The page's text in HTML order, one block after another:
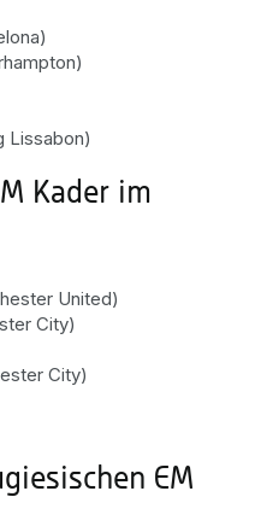
Lissabon)
Kader im
United)
City)
City)
EM